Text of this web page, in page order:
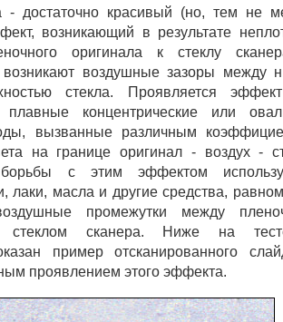
- достаточно красивый (но, тем не
возникающий в результате
оригинала к стеклу
возникают воздушные зазоры между
стекла. Проявляется
плавные концентрические или
вызванные различным
на границе оригинал - воздух -
с этим эффектом
лаки, масла и другие средства,
промежутки между
стеклом сканера. Ниже на
пример отсканированного
проявлением этого эффекта.